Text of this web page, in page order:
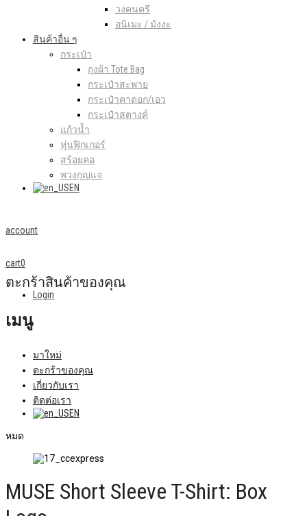
วงดนตรี
อนิเมะ / มังงะ
สินค้าอื่น ๆ
กระเป๋า
ถุงผ้า Tote Bag
กระเป๋าสะพาย
กระเป๋าคาดอก/เอว
กระเป๋าสตางค์
แก้วน้ำ
หุ่นฟิกเกอร์
สร้อยคอ
พวงกุญแจ
EN
account
Login
cart0
ตะกร้าสินค้าของคุณ
เมนู
มาใหม่
ตะกร้าของคุณ
เกี่ยวกับเรา
ติดต่อเรา
EN
หมด
MUSE Short Sleeve T-Shirt: Box